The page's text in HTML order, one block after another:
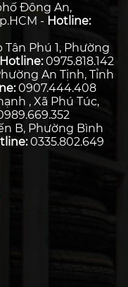
Đông An,
- Hotline:
Phú 1, Phường
Hotline:0975.818.142
An Tịnh, Tỉnh
0907.444.408
, Xã Phú Túc,
B, Phường Bình
0335.802.649